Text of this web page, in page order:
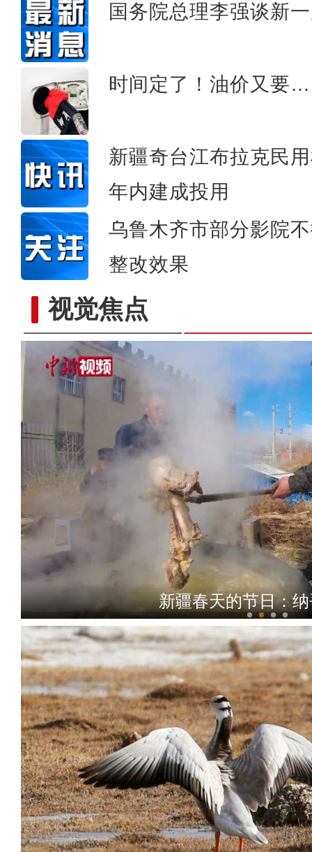
国务院总理李强谈新
时间定了！油价又要
新疆奇台江布拉克民
年内建成投用
乌鲁木齐市部分影院
整改效果
视觉焦点
新疆春天的节日：